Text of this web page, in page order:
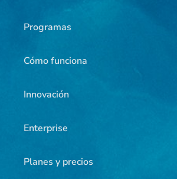
Programas
Cómo funciona
Innovación
Enterprise
Planes y precios